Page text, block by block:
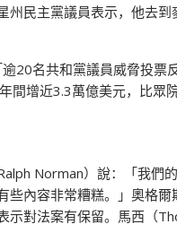
州民主黨議員表示，他去
20名共和黨議員威脅投票
增近3.3萬億美元，比眾
Norman）說：「我們
些內容非常糟糕。」奧格
示對法案有保留。馬西（